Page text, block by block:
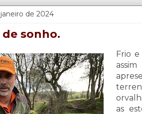
de 2024
de sonho.
Frio e
as